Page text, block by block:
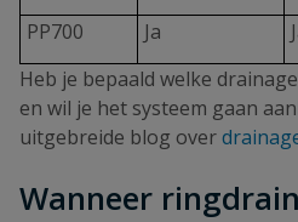
PP700
Ja
Heb je bepaald welke
en wil je het systeem gaan
uitgebreide blog over
Wanneer